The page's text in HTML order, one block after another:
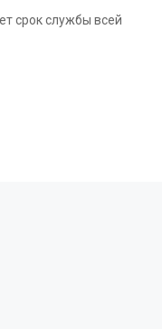
срок службы всей